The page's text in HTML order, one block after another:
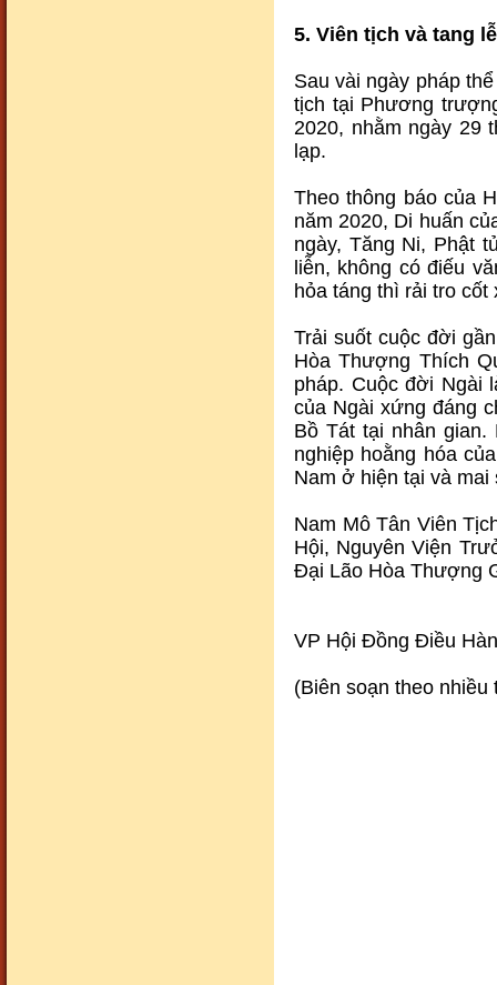
5. Viên tịch và tang
Sau vài ngày pháp
tịch tại Phương
2020, nhằm ngày 29
lạp.
Theo thông báo của
năm 2020, Di huấn
ngày, Tăng Ni, Phật
liễn, không có điếu
hỏa táng thì rải tro cốt
Trải suốt cuộc đời
Hòa Thượng Thích
pháp. Cuộc đời Ngài
của Ngài xứng đáng
Bồ Tát tại nhân
nghiệp hoằng hóa
Nam ở hiện tại và mai
Nam Mô Tân Viên
Hội, Nguyên Viện
Đại Lão Hòa Thượng
VP Hội Đồng Điều
(Biên soạn theo